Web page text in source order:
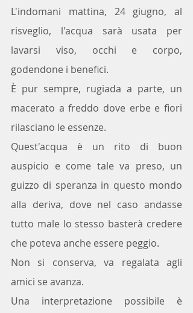
L'indomani mattina, 24 giugno, al
risveglio, l'acqua sarà usata per
lavarsi viso, occhi e corpo,
godendone i benefici.
È pur sempre, rugiada a parte, un
macerato a freddo dove erbe e fiori
rilasciano le essenze.
Quest'acqua è un rito di buon
auspicio e come tale va preso, un
guizzo di speranza in questo mondo
alla deriva, dove nel caso andasse
tutto male lo stesso basterà credere
che poteva anche essere peggio.
Non si conserva, va regalata agli
amici se avanza.
Una interpretazione possibile è